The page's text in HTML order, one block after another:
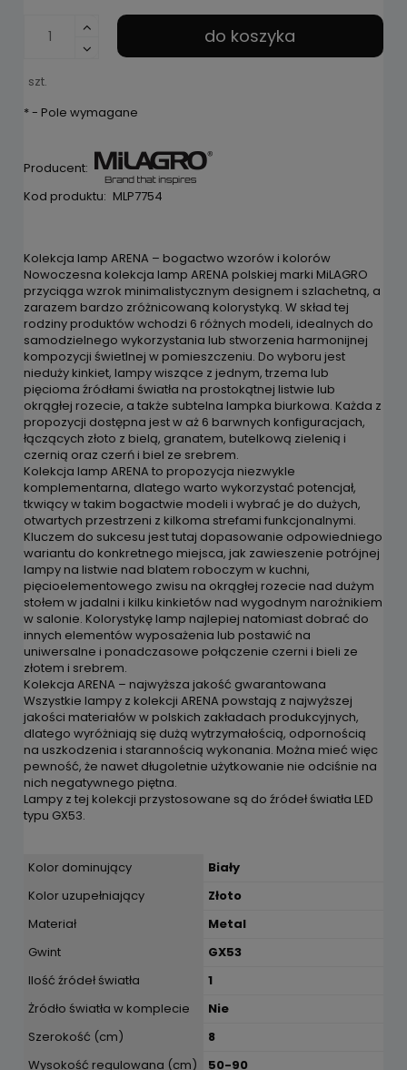
szt.
do koszyka
*- Pole wymagane
Producent:
Kod produktu: MLP7754
Kolekcja lamp ARENA – bogactwo wzorów i kolorów
Nowoczesna kolekcja lamp ARENA polskiej marki MiLAGRO
przyciąga wzrok minimalistycznym designem i szlachetną, a
zarazem bardzo zróżnicowaną kolorystyką. W skład tej
rodziny produktów wchodzi 6 różnych modeli, idealnych do
samodzielnego wykorzystania lub stworzenia harmonijnej
kompozycji świetlnej w pomieszczeniu. Do wyboru jest
nieduży kinkiet, lampy wiszące z jednym, trzema lub
pięcioma źródłami światła na prostokątnej listwie lub
okrągłej rozecie, a także subtelna lampka biurkowa. Każda z
propozycji dostępna jest w aż 6 barwnych konfiguracjach,
łączących złoto z bielą, granatem, butelkową zielenią i
czernią oraz czerń i biel ze srebrem.
Kolekcja lamp ARENA to propozycja niezwykle
komplementarna, dlatego warto wykorzystać potencjał,
tkwiący w takim bogactwie modeli i wybrać je do dużych,
otwartych przestrzeni z kilkoma strefami funkcjonalnymi.
Kluczem do sukcesu jest tutaj dopasowanie odpowiedniego
wariantu do konkretnego miejsca, jak zawieszenie potrójnej
lampy na listwie nad blatem roboczym w kuchni,
pięcioelementowego zwisu na okrągłej rozecie nad dużym
stołem w jadalni i kilku kinkietów nad wygodnym narożnikiem
w salonie. Kolorystykę lamp najlepiej natomiast dobrać do
innych elementów wyposażenia lub postawić na
uniwersalne i ponadczasowe połączenie czerni i bieli ze
złotem i srebrem.
Kolekcja ARENA – najwyższa jakość gwarantowana
Wszystkie lampy z kolekcji ARENA powstają z najwyższej
jakości materiałów w polskich zakładach produkcyjnych,
dlatego wyróżniają się dużą wytrzymałością, odpornością
na uszkodzenia i starannością wykonania. Można mieć więc
pewność, że nawet długoletnie użytkowanie nie odciśnie na
nich negatywnego piętna.
Lampy z tej kolekcji przystosowane są do źródeł światła LED
typu GX53.
Kolor dominujący
Biały
Kolor uzupełniający
Złoto
Materiał
Metal
Gwint
GX53
Ilość źródeł światła
1
Żródło światła w komplecie
Nie
Szerokość (cm)
8
Wysokość regulowana (cm)
50-90